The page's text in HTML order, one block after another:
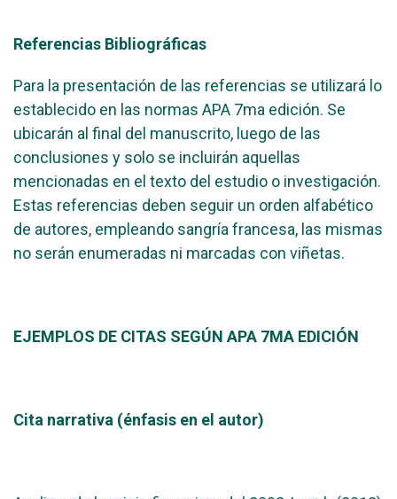
Referencias Bibliográficas
Para la presentación de las referencias se utilizará lo
establecido en las normas APA 7ma edición. Se
ubicarán al final del manuscrito, luego de las
conclusiones y solo se incluirán aquellas
mencionadas en el texto del estudio o investigación.
Estas referencias deben seguir un orden alfabético
de autores, empleando sangría francesa, las mismas
no serán enumeradas ni marcadas con viñetas.
EJEMPLOS DE CITAS SEGÚN APA 7MA EDICIÓN
Cita narrativa (énfasis en el autor)